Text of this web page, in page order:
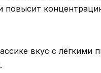
повысит
вкус с